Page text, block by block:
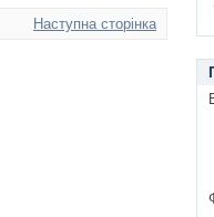
Наступна сторінка